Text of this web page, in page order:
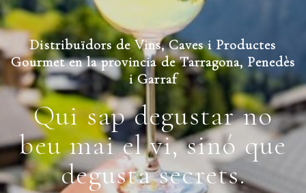
Distribuïdors de Vins, Caves i Productes
Gourmet en la provincia de Tarragona, Penedès
i Garraf
Qui sap degustar no
beu mai el vi, sinó que
degusta secrets.